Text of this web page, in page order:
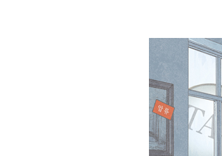
고액자
반도체
"오래 보
강남이
[2026